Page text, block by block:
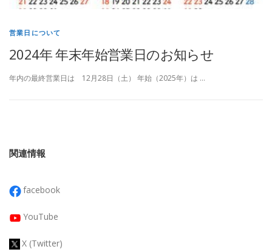
営業日について
2024年 年末年始営業日のお知らせ
年内の最終営業日は 12月28日（土） 年始（2025年）は …
関連情報
facebook
YouTube
X (Twitter)